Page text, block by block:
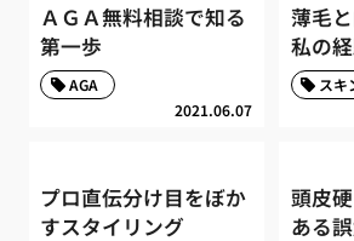
ＡＧＡ無料相談で知る
第一歩
2021.06.07
AGA
薄毛
私の
スキ
プロ直伝分け目をぼか
すスタイリング
頭皮
ある